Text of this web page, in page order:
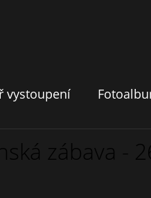
vystoupení
zábava -